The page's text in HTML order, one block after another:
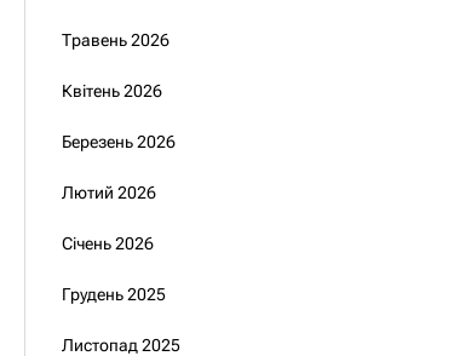
Травень 2026
Квітень 2026
Березень 2026
Лютий 2026
Січень 2026
Грудень 2025
Листопад 2025